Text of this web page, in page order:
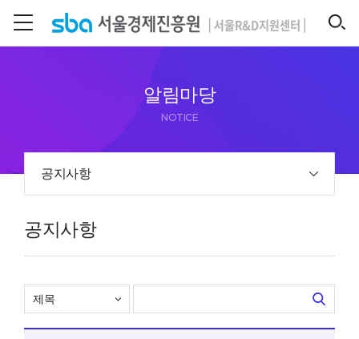
SEARCH
알림마당
NOTICE
공지사항
공지사항